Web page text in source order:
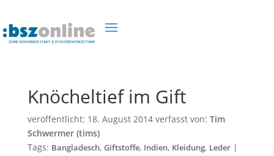
Knöcheltief im Gift
veröffentlicht: 18. August 2014verfasst von: Tim
Schwermer (tims)
Tags: Bangladesch, Giftstoffe, Indien, Kleidung, Leder|